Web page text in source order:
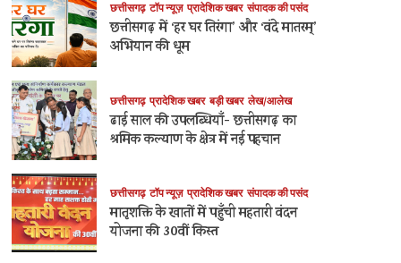
छत्तीसगढ़ टॉप न्यूज़ प्रादेशिक खबर संपादक की पसंद
छत्तीसगढ़ में ‘हर घर तिरंगा’ और ‘वंदे मातरम्’
अभियान की धूम
छत्तीसगढ़ प्रादेशिक खबर बड़ी खबर लेख/आलेख
ढाई साल की उपलब्धियाँ- छत्तीसगढ़ का
श्रमिक कल्याण के क्षेत्र में नई पहचान
छत्तीसगढ़ टॉप न्यूज़ प्रादेशिक खबर संपादक की पसंद
मातृशक्ति के खातों में पहुँची महतारी वंदन
योजना की 30वीं किस्त